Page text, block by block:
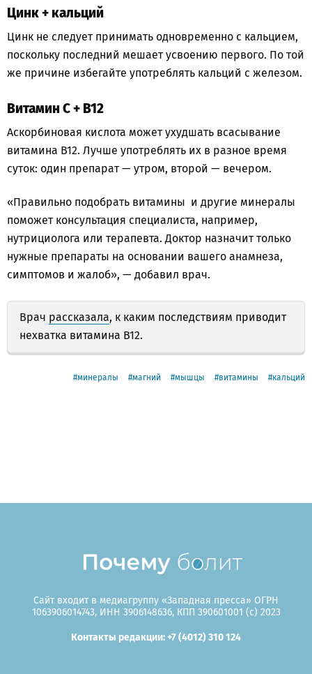
Цинк + кальций
Цинк не следует принимать одновременно с кальцием,
поскольку последний мешает усвоению первого. По той
же причине избегайте употреблять кальций с железом.
Витамин С + B12
Аскорбиновая кислота может ухудшать всасывание
витамина B12. Лучше употреблять их в разное время
суток: один препарат — утром, второй — вечером.
⁣⁣«Правильно подобрать витамины и другие минералы
поможет консультация специалиста, например,
нутрициолога или терапевта. Доктор назначит только
нужные препараты на основании вашего анамнеза,
симптомов и жалоб», — добавил врач.⠀
Врач рассказала, к каким последствиям приводит
нехватка витамина В12.
минералы магний мышцы витамины кальций
Сайт входит в медиагруппу «Западная пресса» ОГРН
1063906014743, ИНН 3906148636, КПП 390601001 (c) 2023
Контакты редакции: +7 (4012) 310 124